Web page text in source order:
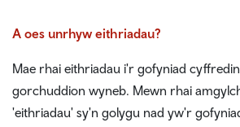
A oes unrhyw eithriadau?
Mae rhai eithriadau i'r gofyniad
gorchuddion wyneb. Mewn rhai
'eithriadau' sy'n golygu nad yw'r